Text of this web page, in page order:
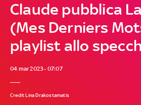
Claude pubblica
(Mes Derniers
playlist allo
04 mar 2023 - 07:07
Credit Lina Drakostamatis